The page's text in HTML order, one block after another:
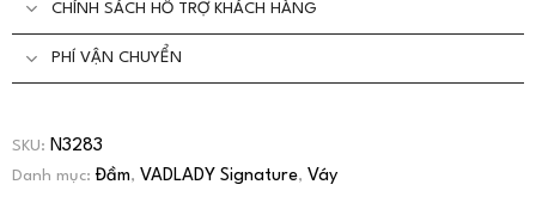
CHÍNH SÁCH HỖ TRỢ KHÁCH HÀNG
PHÍ VẬN CHUYỂN
SKU: N3283
Danh mục:Đầm, VADLADY Signature, Váy